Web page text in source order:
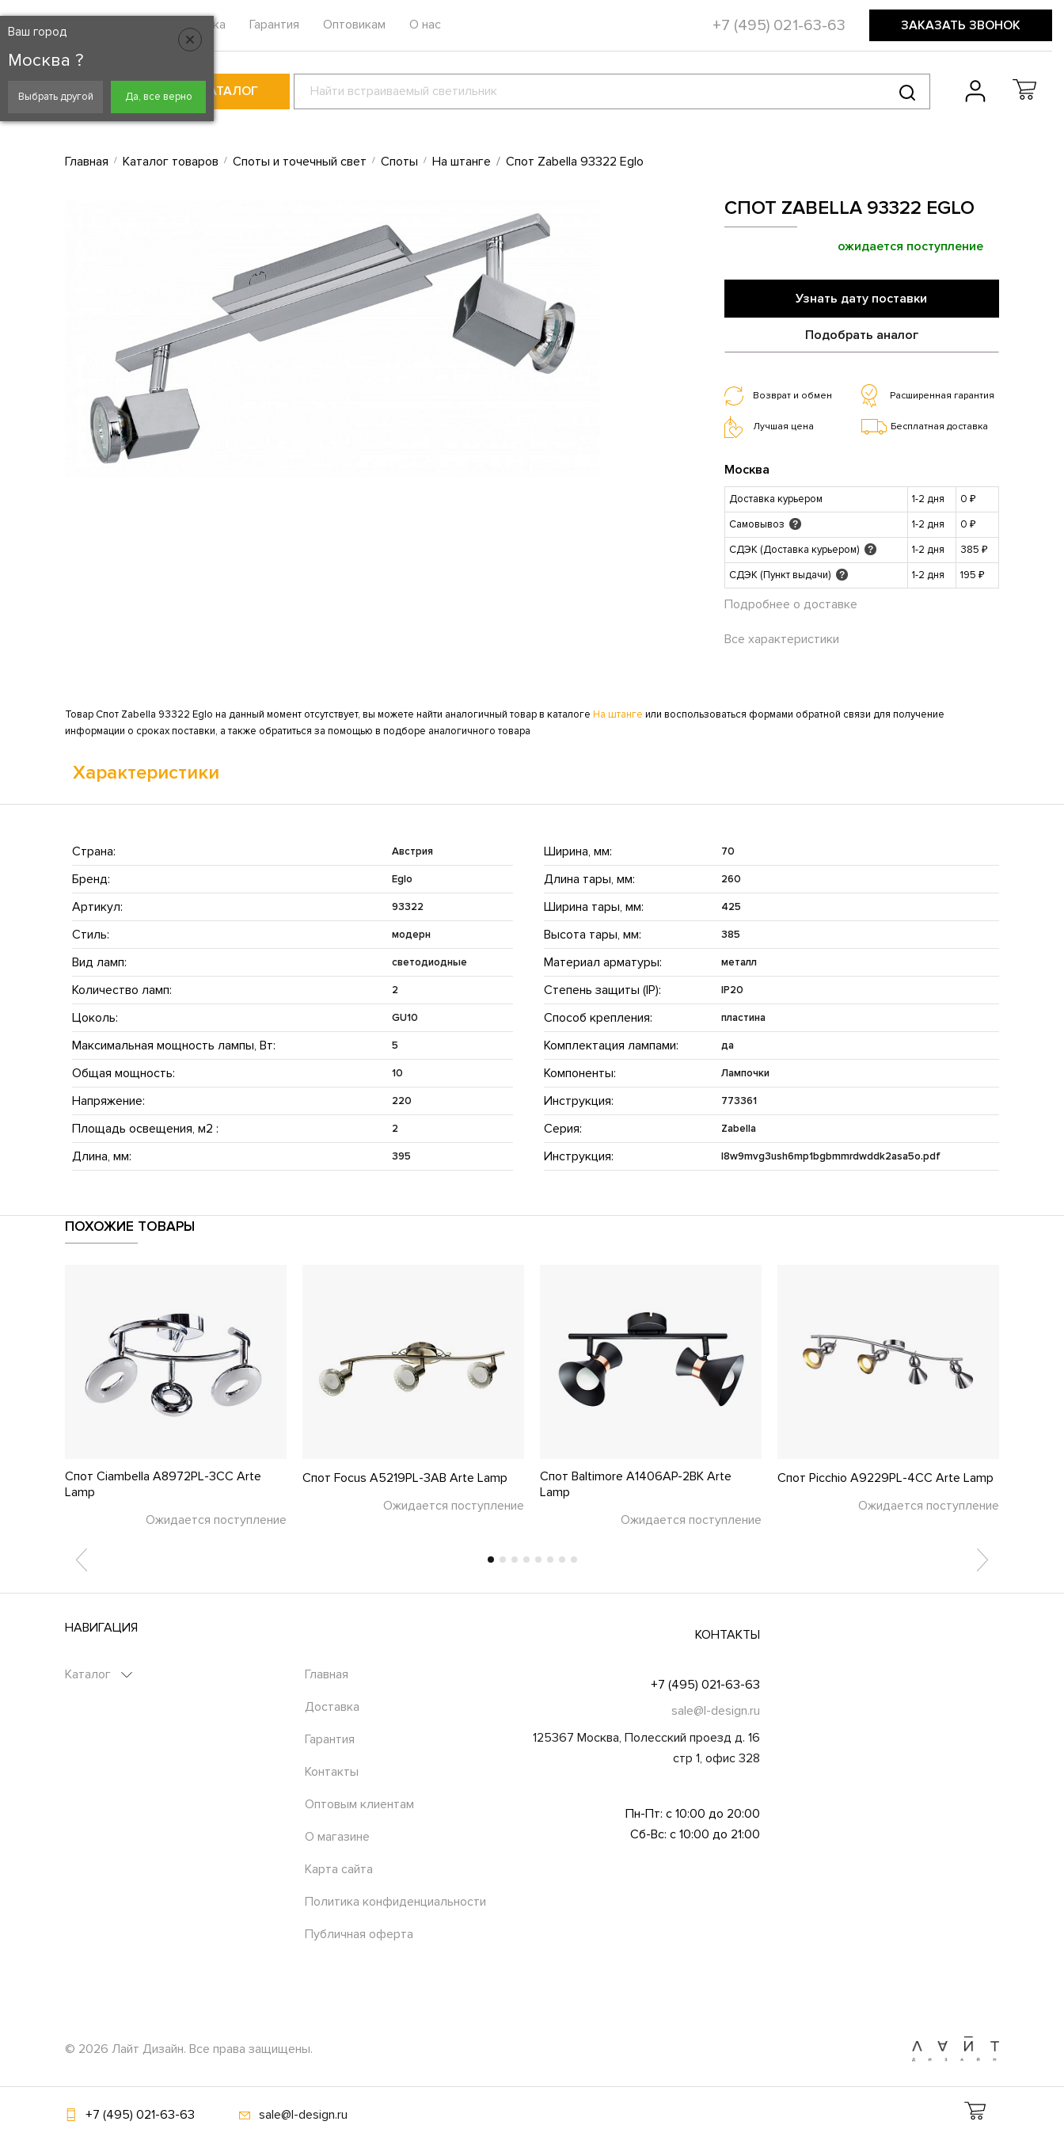
Москва
Ваш город
Москва ?
Выбрать другой Да, все верно
Доставка Гарантия Оптовикам О нас +7 (495) 021-63-63 ЗАКАЗАТЬ ЗВОНОК
КАТАЛОГ
Главная Каталог товаров Споты и точечный свет Споты На штанге Спот Zabella 93322 Eglo
СПОТ ZABELLA 93322 EGLO
ожидается поступление
Узнать дату поставки
Подобрать аналог
Возврат и обмен Расширенная гарантия
Лучшая цена Бесплатная доставка
Москва
Доставка курьером 1-2 дня
0 ₽
Самовывоз
? 1-2 дня
0 ₽
СДЭК (Доставка курьером)
? 1-2 дня
385 ₽
СДЭК (Пункт выдачи)
? 1-2 дня 195 ₽
Подробнее о доставке
Все характеристики
Товар Спот Zabella 93322 Eglo на данный момент отсутствует, вы можете найти аналогичный товар в каталоге На штанге или воспользоваться формами обратной связи для получение
информации о сроках поставки, а также обратиться за помощью в подборе аналогичного товара
Характеристики
Страна: Австрия
Бренд: Eglo
Артикул: 93322
Стиль: модерн
Вид ламп: светодиодные
Количество ламп: 2
Цоколь: GU10
Максимальная мощность лампы, Вт: 5
Общая мощность: 10
Напряжение: 220
Площадь освещения, м2 : 2
Длина, мм: 395
Ширина, мм: 70
Длина тары, мм: 260
Ширина тары, мм: 425
Высота тары, мм: 385
Материал арматуры: металл
Степень защиты (IP): IP20
Способ крепления: пластина
Комплектация лампами: да
Компоненты: Лампочки
Инструкция: 773361
Серия: Zabella
Инструкция: l8w9mvg3ush6mp1bgbmmrdwddk2asa5o.pdf
ПОХОЖИЕ ТОВАРЫ
Спот Ciambella A8972PL-3CC Arte
Lamp
Ожидается поступление
Спот Focus A5219PL-3AB Arte Lamp
Ожидается поступление
Спот Baltimore A1406AP-2BK Arte
Lamp
Ожидается поступление
Спот Picchio A9229PL-4CC Arte Lamp
Ожидается поступление
+7 (495) 021-63-63 sale@l-design.ru
НАВИГАЦИЯ
Каталог Главная
Доставка
Гарантия
Контакты
Оптовым клиентам
О магазине
Карта сайта
Политика конфиденциальности
Публичная оферта
КОНТАКТЫ
+7 (495) 021-63-63
sale@l-design.ru
125367 Москва, Полесский проезд д. 16
стр 1, офис 328
Пн-Пт: с 10:00 до 20:00
Сб-Вс: с 10:00 до 21:00
© 2026 Лайт Дизайн. Все права защищены.